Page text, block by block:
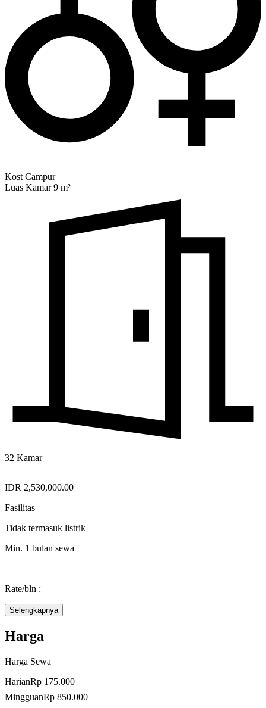
Kost Campur
Luas Kamar 9 m²
32 Kamar
IDR 2,530,000.00
Fasilitas
Tidak termasuk listrik
Min. 1 bulan sewa
Rate/bln :
Tipe A Rp. 2.530.000
Tipe B Rp. 2.430.000
Tipe C Jendela Rp. 2.550.000
Selengkapnya
Harga
Harga Sewa
HarianRp 175.000
MingguanRp 850.000